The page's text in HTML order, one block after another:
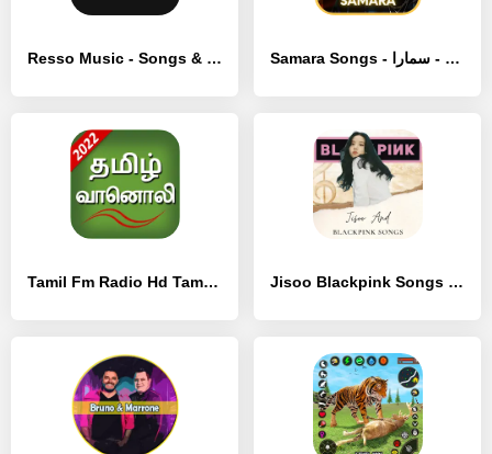
Resso Music - Songs & Lyrics - [Разблокированная версия] Samara Songs - سمارا - [Без рекламы]
Tamil Fm Radio Hd Tamil songs - [Разблокированная версия] Jisoo Blackpink Songs - [Полная версия]